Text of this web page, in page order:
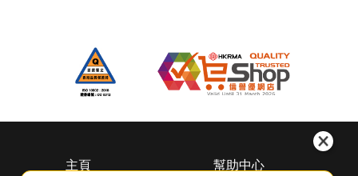
主頁
幫助中心